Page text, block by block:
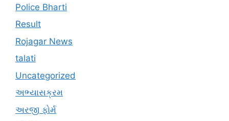
Police Bharti
Result
Rojagar News
talati
Uncategorized
અભ્યાસક્રમ
અરજી ફોર્મ